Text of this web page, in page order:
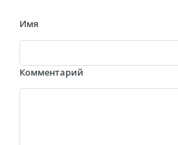
Имя
Комментарий